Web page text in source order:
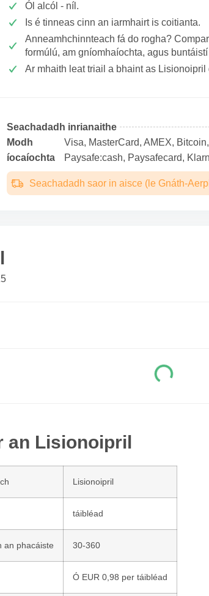
Ól alcól - níl.
Is é tinneas cinn an iarmhairt is coitianta.
Anneamhchinnteach fá do rogha?
formúlú, am gníomhaíochta, agus
Ar mhaith leat triail a bhaint as
Seachadadh inrianaithe
Modh
íocaíochta
Visa, MasterCard, AMEX,
Paysafe:cash, Paysafecard,
Seachadadh saor in aisce (le Gnáth-
an Lisionoipril
Lisionoipril
táibléad
an phacáiste 30-360
Ó EUR 0,98 per táibléad